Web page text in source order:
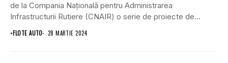
de la Compania Naţională pentru Administrarea
Infrastructurii Rutiere (CNAIR) o serie de proiecte de
infrastructură...
•FLOTE AUTO 28 MARTIE 2024